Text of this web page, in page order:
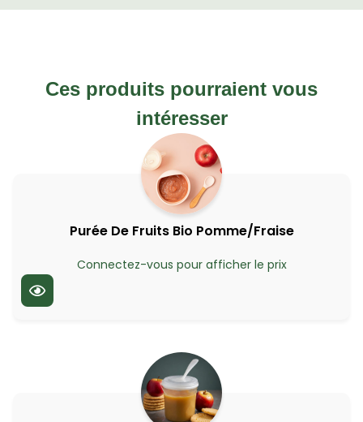
Ces produits pourraient vous
intéresser
Purée De Fruits Bio Pomme/Fraise
Connectez-vous pour afficher le prix